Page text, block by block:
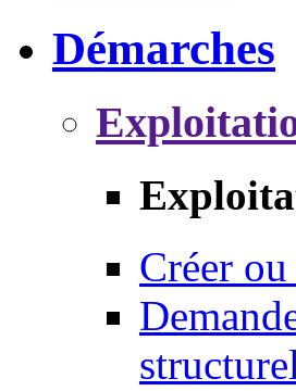
Démarches
Créer